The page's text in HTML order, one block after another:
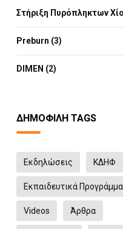
Στήριξη Πυρόπληκτων
Preburn (3)
DIMEN (2)
ΔΗΜΟΦΙΛΉ TAGS
Eκδηλώσεις ΚΔΗΦ
Εκπαιδευτικά
Videos Άρθρα